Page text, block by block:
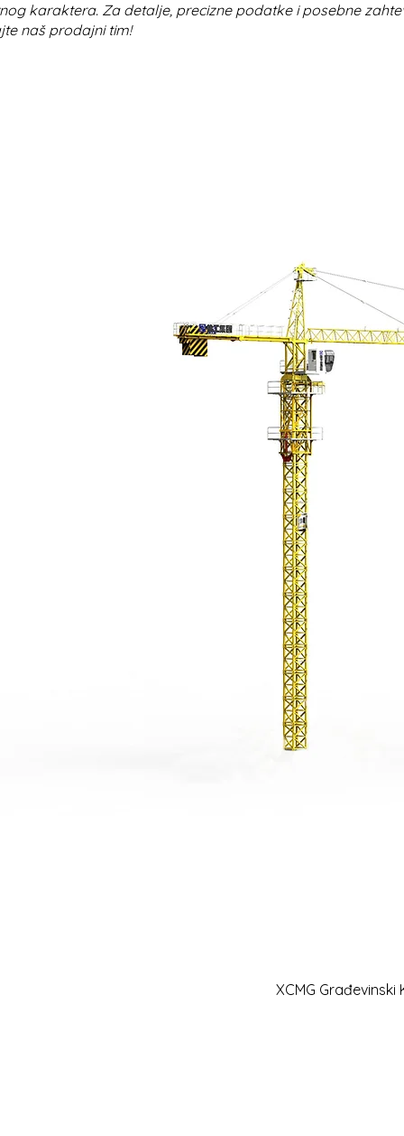
karaktera. Za detalje, precizne podatke i posebne
naš prodajni tim!
XCMG Građevinski